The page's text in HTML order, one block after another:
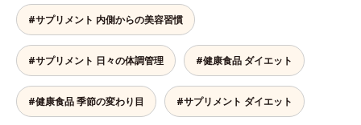
#サプリメント 内側からの美容習慣
#サプリメント 日々の体調管理 #健康食品 ダイエット
#健康食品 季節の変わり目 #サプリメント ダイエット